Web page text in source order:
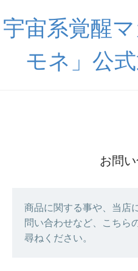
宇宙系覚醒
モネ」公
お問
商品に関する事や、当店
問い合わせなど、こちら
尋ねください。